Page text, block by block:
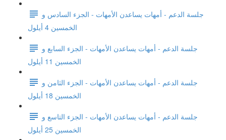
جلسة الدعم - أمهات يساعدن الأمهات - الجزء السادس و
الخمسين 4 أيلول
جلسة الدعم - أمهات يساعدن الأمهات - الجزء السابع و
الخمسين 11 أيلول
جلسة الدعم - أمهات يساعدن الأمهات - الجزء الثامن و
الخمسين 18 أيلول
جلسة الدعم - أمهات يساعدن الأمهات - الجزء التاسع و
الخمسين 25 أيلول